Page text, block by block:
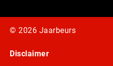
© 2026 Jaarbeurs
Disclaimer